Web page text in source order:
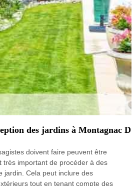
des jardins à Montagnac D
doivent faire peuvent être
très important de procéder à des
jardin. Cela peut inclure des
tout en tenant compte des